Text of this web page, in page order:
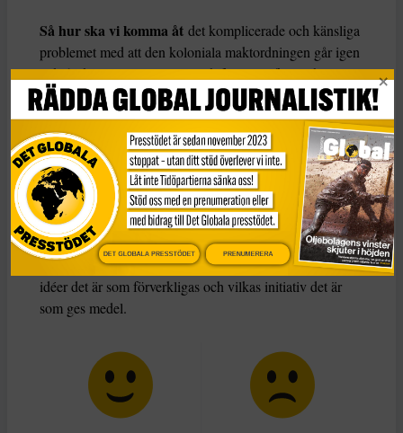
Så hur ska vi komma åt det komplicerade och känsliga
problemet med att den koloniala maktordningen går igen
också i kampen mot rasism och främlingsfientlighet, i
fattigdomsbekämpning och biståndsarbete? Jag tror att
lösningen är lika svår som enkel. Vi måste synliggöra det
när det sker.
Och när det sker måste de privilegierade aktivt överlämna
sina tolkningsföreträden och maktpositioner. Så, nej, jag
tror inte att etniska svenskar som engagerar sig mot
rasism är godhetsknarkare. Men jag efterlyser mer
ödmjukhet inför vilkas röster det är som får höras, vilkas
idéer det är som förverkligas och vilkas initiativ det är
som ges medel.
DET GLOBALA PRESSTÖDET PRENUMERERA